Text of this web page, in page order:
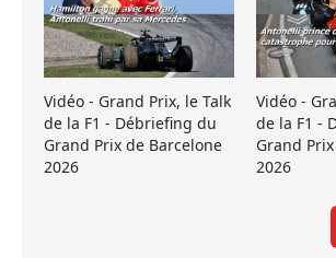
Vidéo - Grand Prix, le Talk
de la F1 - Débriefing du
Grand Prix de Barcelone
2026
Vidéo -
de la F1 -
Grand
2026